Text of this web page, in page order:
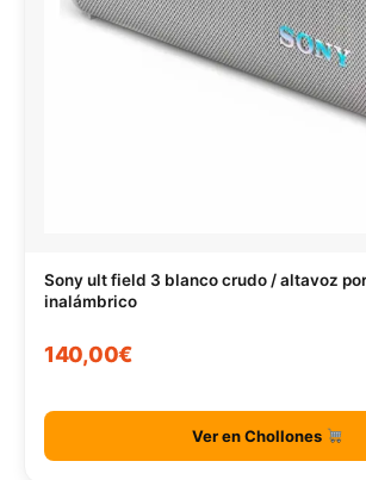
Sony ult field 3 blanco crudo / altavoz
inalámbrico
140,00€
Ver en Chollones